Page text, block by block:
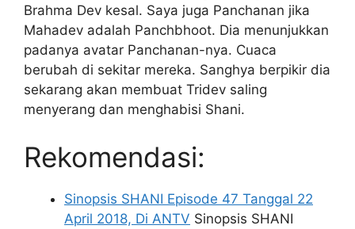
Brahma Dev kesal. Saya juga Panchanan jika
Mahadev adalah Panchbhoot. Dia menunjukkan
padanya avatar Panchanan-nya. Cuaca
berubah di sekitar mereka. Sanghya berpikir dia
sekarang akan membuat Tridev saling
menyerang dan menghabisi Shani.
Rekomendasi:
Sinopsis SHANI Episode 47 Tanggal 22
April 2018, Di ANTV Sinopsis SHANI